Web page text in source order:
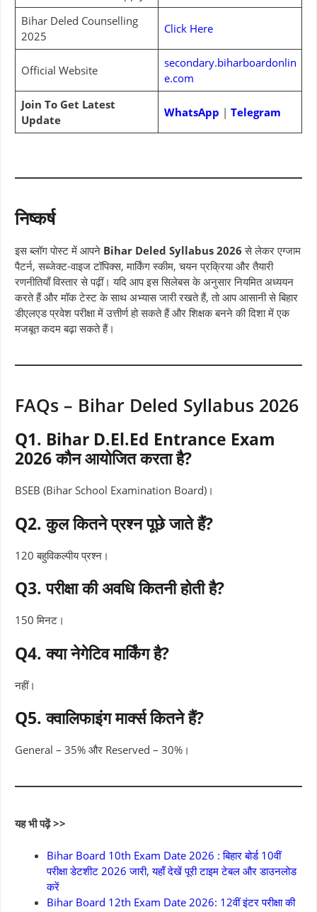
Bihar Deled Counselling
2025
Click Here
Official Website
secondary.biharboardonlin
e.com
Join To Get Latest
Update
WhatsApp | Telegram
निष्कर्ष
इस ब्लॉग पोस्ट में आपने Bihar Deled Syllabus 2026 से लेकर एग्जाम
पैटर्न, सब्जेक्ट-वाइज टॉपिक्स, मार्किंग स्कीम, चयन प्रक्रिया और तैयारी
रणनीतियाँ विस्तार से पढ़ीं। यदि आप इस सिलेबस के अनुसार नियमित अध्ययन
करते हैं और मॉक टेस्ट के साथ अभ्यास जारी रखते हैं, तो आप आसानी से बिहार
डीएलएड प्रवेश परीक्षा में उत्तीर्ण हो सकते हैं और शिक्षक बनने की दिशा में एक
मजबूत कदम बढ़ा सकते हैं।
FAQs – Bihar Deled Syllabus 2026
Q1. Bihar D.El.Ed Entrance Exam
2026 कौन आयोजित करता है?
BSEB (Bihar School Examination Board)।
Q2. कुल कितने प्रश्न पूछे जाते हैं?
120 बहुविकल्पीय प्रश्न।
Q3. परीक्षा की अवधि कितनी होती है?
150 मिनट।
Q4. क्या नेगेटिव मार्किंग है?
नहीं।
Q5. क्वालिफाइंग मार्क्स कितने हैं?
General – 35% और Reserved – 30%।
यह भी पढ़ें >>
Bihar Board 10th Exam Date 2026 : बिहार बोर्ड 10वीं
परीक्षा डेटशीट 2026 जारी, यहाँ देखें पूरी टाइम टेबल और डाउनलोड
करें
Bihar Board 12th Exam Date 2026: 12वीं इंटर परीक्षा की